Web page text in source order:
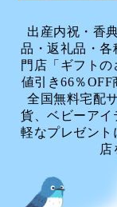
出産内祝・香
品・返礼品・各
門店「ギフト
値引き66％OFF
全国無料宅配
貨、ベビーアイ
軽なプレゼント
店